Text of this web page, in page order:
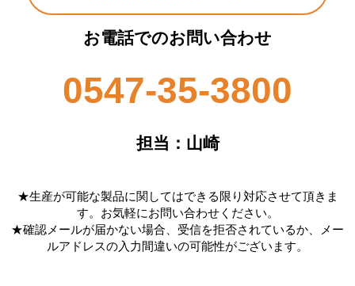
お電話でのお問い合わせ
0547-35-3800
担当：山崎
★生産が可能な製品に関してはできる限り対応させて頂きま
す。お気軽にお問い合わせください。
★確認メールが届かない場合、受信を拒否されているか、メー
ルアドレスの入力間違いの可能性がございます。